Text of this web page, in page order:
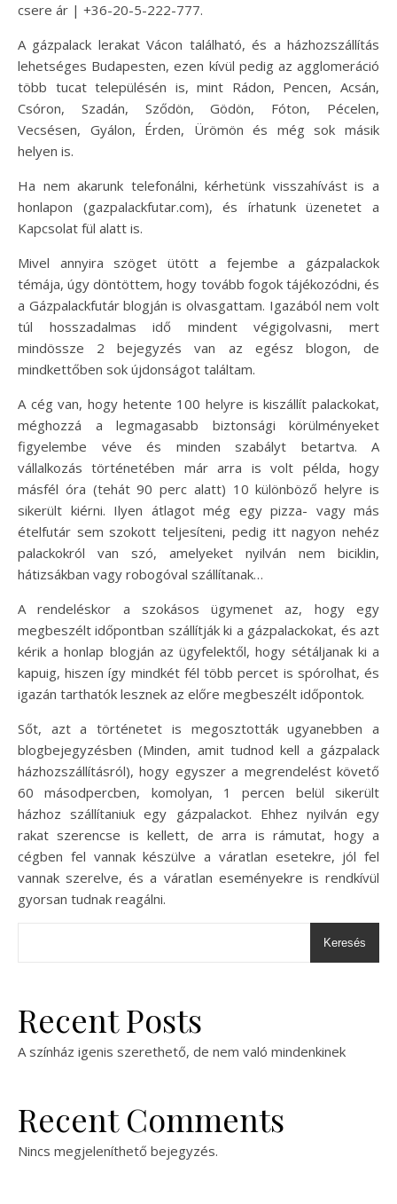
csere ár | +36-20-5-222-777.
A gázpalack lerakat Vácon található, és a házhozszállítás
lehetséges Budapesten, ezen kívül pedig az agglomeráció
több tucat településén is, mint Rádon, Pencen, Acsán,
Csóron, Szadán, Sződön, Gödön, Fóton, Pécelen,
Vecsésen, Gyálon, Érden, Ürömön és még sok másik
helyen is.
Ha nem akarunk telefonálni, kérhetünk visszahívást is a
honlapon (gazpalackfutar.com), és írhatunk üzenetet a
Kapcsolat fül alatt is.
Mivel annyira szöget ütött a fejembe a gázpalackok
témája, úgy döntöttem, hogy tovább fogok tájékozódni, és
a Gázpalackfutár blogján is olvasgattam. Igazából nem volt
túl hosszadalmas idő mindent végigolvasni, mert
mindössze 2 bejegyzés van az egész blogon, de
mindkettőben sok újdonságot találtam.
A cég van, hogy hetente 100 helyre is kiszállít palackokat,
méghozzá a legmagasabb biztonsági körülményeket
figyelembe véve és minden szabályt betartva. A
vállalkozás történetében már arra is volt példa, hogy
másfél óra (tehát 90 perc alatt) 10 különböző helyre is
sikerült kiérni. Ilyen átlagot még egy pizza- vagy más
ételfutár sem szokott teljesíteni, pedig itt nagyon nehéz
palackokról van szó, amelyeket nyilván nem biciklin,
hátizsákban vagy robogóval szállítanak…
A rendeléskor a szokásos ügymenet az, hogy egy
megbeszélt időpontban szállítják ki a gázpalackokat, és azt
kérik a honlap blogján az ügyfelektől, hogy sétáljanak ki a
kapuig, hiszen így mindkét fél több percet is spórolhat, és
igazán tarthatók lesznek az előre megbeszélt időpontok.
Sőt, azt a történetet is megosztották ugyanebben a
blogbejegyzésben (Minden, amit tudnod kell a gázpalack
házhozszállításról), hogy egyszer a megrendelést követő
60 másodpercben, komolyan, 1 percen belül sikerült
házhoz szállítaniuk egy gázpalackot. Ehhez nyilván egy
rakat szerencse is kellett, de arra is rámutat, hogy a
cégben fel vannak készülve a váratlan esetekre, jól fel
vannak szerelve, és a váratlan eseményekre is rendkívül
gyorsan tudnak reagálni.
Keresés
Recent Posts
A színház igenis szerethető, de nem való mindenkinek
Recent Comments
Nincs megjeleníthető bejegyzés.